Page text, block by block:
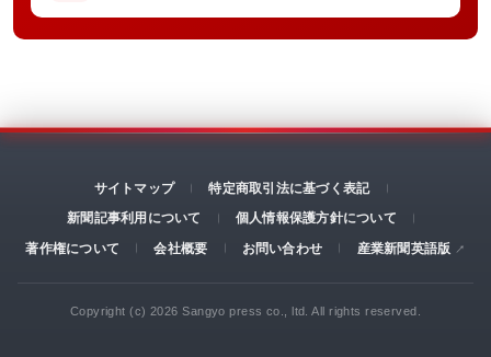
サイトマップ
特定商取引法に基づく表記
新聞記事利用について
個人情報保護方針について
著作権について
会社概要 お問い合わせ 産業新聞英語版
Copyright (c) 2026 Sangyo press co., ltd. All rights reserved.